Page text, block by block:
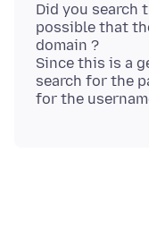
Did you search
possible that
domain ?
Since this is a
search for the